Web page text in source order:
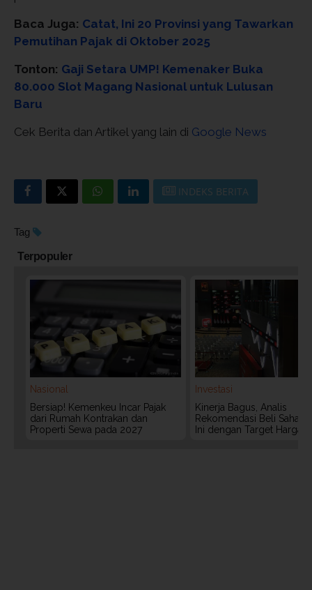
Baca Juga: Catat, Ini 20 Provinsi yang Tawarkan
Pemutihan Pajak di Oktober 2025
Tonton: Gaji Setara UMP! Kemenaker Buka
80.000 Slot Magang Nasional untuk Lulusan
Baru
Cek Berita dan Artikel yang lain di Google News
INDEKS BERITA
Tag
Terpopuler
Nasional
Bersiap! Kemenkeu Incar Pajak
dari Rumah Kontrakan dan
Properti Sewa pada 2027
Investasi
Kinerja Bagus, Analis
Rekomendasi Beli Saham
Ini dengan Target Harga